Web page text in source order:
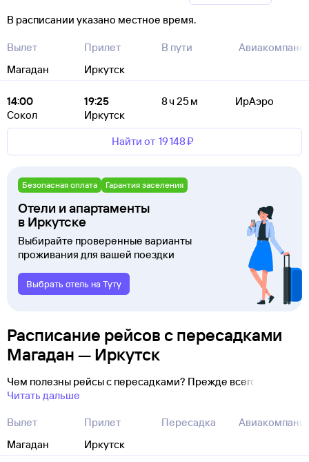
В расписании указано местное время.
Вылет
Магадан
Прилет
Иркутск
В пути
14:00
Сокол
19:25
Иркутск
8 ч 25 м ИрАэро
Найти от 19 ⁠148 ⁠₽
Безопасная оплата Гарантия заселения
Отели и апартаменты
в Иркутске
Выбирайте проверенные варианты
проживания для вашей поездки
Выбрать отель на Туту
Расписание рейсов с пересадками
Магадан — Иркутск
Чем полезны рейсы с пересадками? Прежде всего
Читать дальше
Вылет
Магадан
Прилет
Иркутск
Пересадка